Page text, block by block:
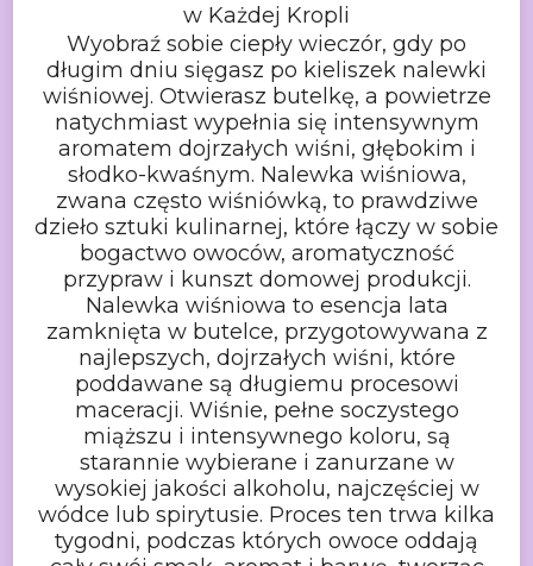
w Każdej Kropli
Wyobraź sobie ciepły wieczór, gdy po
długim dniu sięgasz po kieliszek nalewki
wiśniowej. Otwierasz butelkę, a powietrze
natychmiast wypełnia się intensywnym
aromatem dojrzałych wiśni, głębokim i
słodko-kwaśnym. Nalewka wiśniowa,
zwana często wiśniówką, to prawdziwe
dzieło sztuki kulinarnej, które łączy w sobie
bogactwo owoców, aromatyczność
przypraw i kunszt domowej produkcji.
Nalewka wiśniowa to esencja lata
zamknięta w butelce, przygotowywana z
najlepszych, dojrzałych wiśni, które
poddawane są długiemu procesowi
maceracji. Wiśnie, pełne soczystego
miąższu i intensywnego koloru, są
starannie wybierane i zanurzane w
wysokiej jakości alkoholu, najczęściej w
wódce lub spirytusie. Proces ten trwa kilka
tygodni, podczas których owoce oddają